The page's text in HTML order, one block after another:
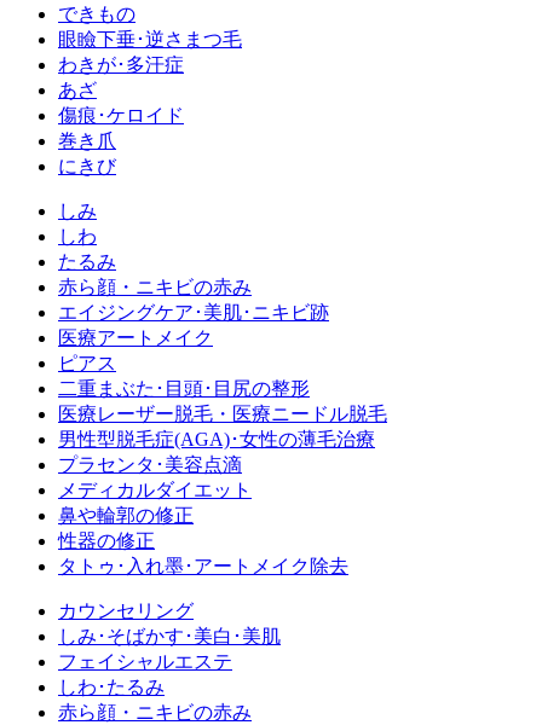
できもの
眼瞼下垂･逆さまつ毛
わきが･多汗症
あざ
傷痕･ケロイド
巻き爪
にきび
しみ
しわ
たるみ
赤ら顔・ニキビの赤み
エイジングケア･美肌･ニキビ跡
医療アートメイク
ピアス
二重まぶた･目頭･目尻の整形
医療レーザー脱毛・医療ニードル脱毛
男性型脱毛症(AGA)･女性の薄毛治療
プラセンタ･美容点滴
メディカルダイエット
鼻や輪郭の修正
性器の修正
タトゥ･入れ墨･アートメイク除去
カウンセリング
しみ･そばかす･美白･美肌
フェイシャルエステ
しわ･たるみ
赤ら顔・ニキビの赤み